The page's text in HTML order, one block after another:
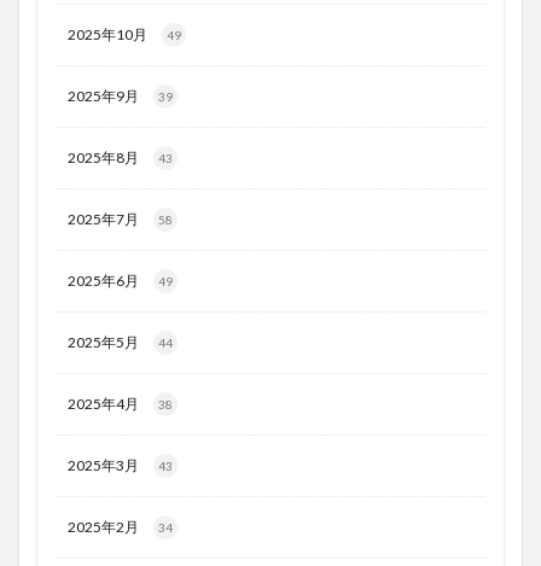
2025年10月 49
2025年9月 39
2025年8月 43
2025年7月 58
2025年6月 49
2025年5月 44
2025年4月 38
2025年3月 43
2025年2月 34